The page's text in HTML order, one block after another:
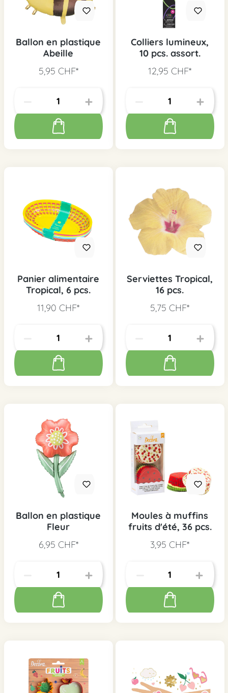
Ballon en plastique
Abeille
5,95 CHF*
Colliers lumineux,
10 pcs. assort.
12,95 CHF*
Panier alimentaire
Tropical, 6 pcs.
11,90 CHF*
Serviettes Tropical,
16 pcs.
5,75 CHF*
Ballon en plastique
Fleur
6,95 CHF*
Moules à muffins
fruits d'été, 36 pcs.
3,95 CHF*